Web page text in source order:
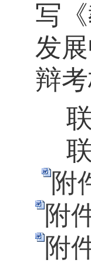
写
发
辩考
附
附
附